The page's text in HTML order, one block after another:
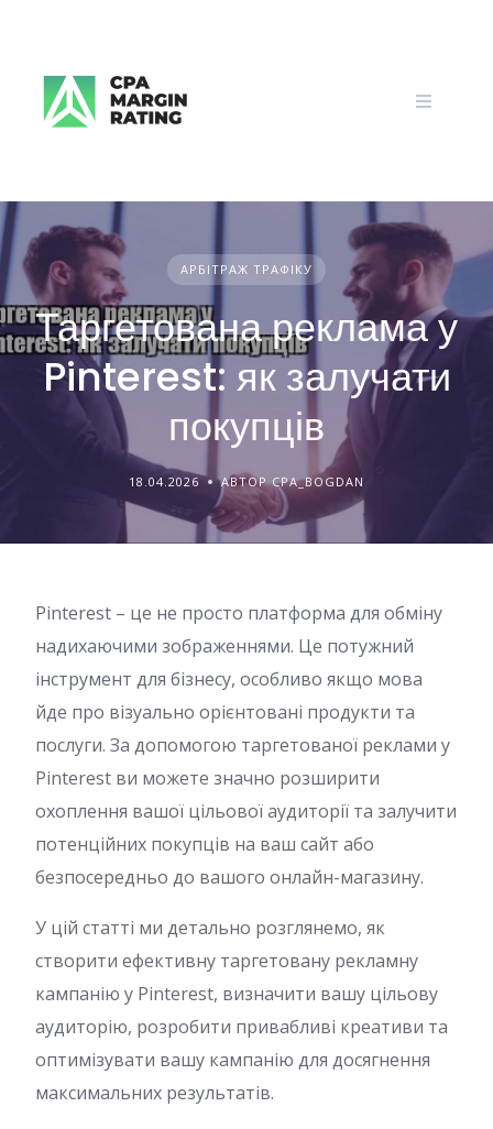
АРБІТРАЖ ТРАФІКУ
Таргетована реклама у
Pinterest: як залучати
покупців
18.04.2026 АВТОР CPA_BOGDAN
Pinterest – це не просто платформа для обміну
надихаючими зображеннями. Це потужний
інструмент для бізнесу, особливо якщо мова
йде про візуально орієнтовані продукти та
послуги. За допомогою таргетованої реклами у
Pinterest ви можете значно розширити
охоплення вашої цільової аудиторії та залучити
потенційних покупців на ваш сайт або
безпосередньо до вашого онлайн-магазину.
У цій статті ми детально розглянемо, як
створити ефективну таргетовану рекламну
кампанію у Pinterest, визначити вашу цільову
аудиторію, розробити привабливі креативи та
оптимізувати вашу кампанію для досягнення
максимальних результатів.